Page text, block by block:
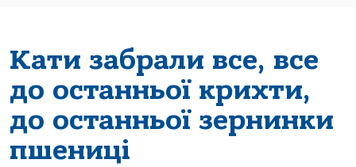
Кати забрали все, все
до останньої крихти,
до останньої зернинки
пшениці